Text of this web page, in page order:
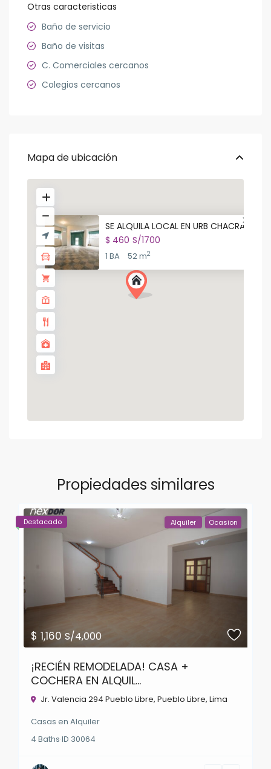
Otras caracteristicas
Baño de servicio
Baño de visitas
C. Comerciales cercanos
Colegios cercanos
Mapa de ubicación
SE ALQUILA LOCAL EN URB CHACRA...
$ 460 S/1700
1 BA 52 m2
Propiedades similares
$ 1,160S/4,000
Alquiler Ocasion
Destacado
¡RECIÉN REMODELADA! CASA +
COCHERA EN ALQUIL...
Jr. Valencia 294 Pueblo Libre,Pueblo Libre,Lima
Casas enAlquiler
4 Baths·ID 30064